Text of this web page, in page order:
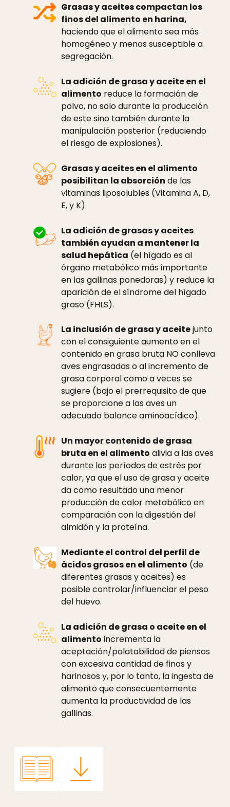
Grasas y aceites compactan los
finos del alimento en harina,
haciendo que el alimento sea más
homogéneo y menos susceptible a
segregación.
La adición de grasa y aceite en el
alimento reduce la formación de
polvo, no solo durante la producción
de este sino también durante la
manipulación posterior (reduciendo
el riesgo de explosiones).
Grasas y aceites en el alimento
posibilitan la absorción de las
vitaminas liposolubles (Vitamina A, D,
E, y K).
La adición de grasas y aceites
también ayudan a mantener la
salud hepática (el hígado es al
órgano metabólico más importante
en las gallinas ponedoras) y reduce la
aparición de el síndrome del hígado
graso (FHLS).
La inclusión de grasa y aceitejunto
con el consiguiente aumento en el
contenido en grasa bruta NO conlleva
aves engrasadas o al incremento de
grasa corporal como a veces se
sugiere (bajo el prerrequisito de que
se proporcione a las aves un
adecuado balance aminoacídico).
Un mayor contenido de grasa
bruta en el alimento alivia a las aves
durante los períodos de estrés por
calor, ya que el uso de grasa y aceite
da como resultado una menor
producción de calor metabólico en
comparación con la digestión del
almidón y la proteína.
Mediante el control del perfil de
ácidos grasos en el alimento (de
diferentes grasas y aceites) es
posible controlar/influenciar el peso
del huevo.
La adición de grasa o aceite en el
alimento incrementa la
aceptación/palatabilidad de piensos
con excesiva cantidad de finos y
harinosos y, por lo tanto, la ingesta de
alimento que consecuentemente
aumenta la productividad de las
gallinas.